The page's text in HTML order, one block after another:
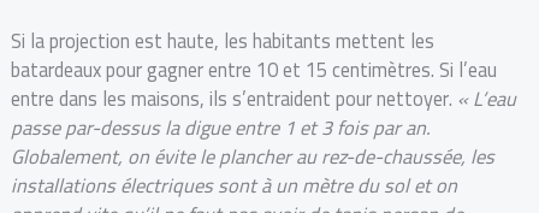
Si la projection est haute, les habitants mettent les
batardeaux pour gagner entre 10 et 15 centimètres. Si l’eau
entre dans les maisons, ils s’entraident pour nettoyer. « L’eau
passe par-dessus la digue entre 1 et 3 fois par an.
Globalement, on évite le plancher au rez-de-chaussée, les
installations électriques sont à un mètre du sol et on